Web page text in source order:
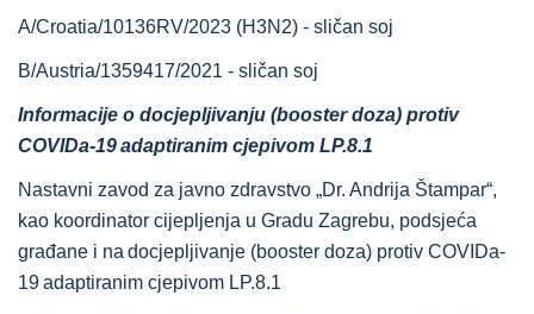
A/Croatia/10136RV/2023 (H3N2) - sličan soj
B/Austria/1359417/2021 - sličan soj
Informacije o docjepljivanju (booster doza) protiv
COVIDa-19adaptiranim cjepivom LP.8.1
Nastavni zavod za javno zdravstvo „Dr. Andrija Štampar“,
kao koordinator cijepljenja u Gradu Zagrebu, podsjeća
građane i na docjepljivanje (booster doza) protiv COVIDa-
19 adaptiranim cjepivom LP.8.1